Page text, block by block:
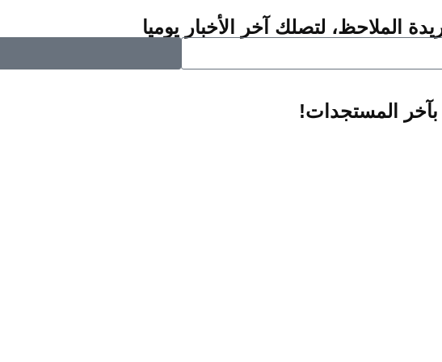
الملاحظ، لتصلك آخر الأخبار يوميا
بآخر المستجدات!